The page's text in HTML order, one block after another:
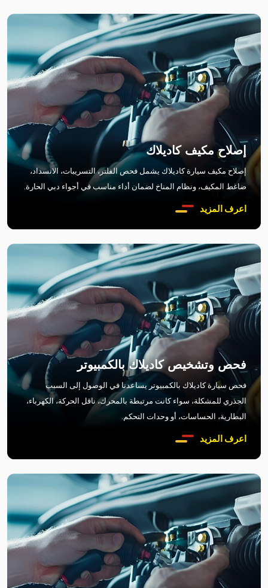
إصلاح مكيف كاديلاك
إصلاح مكيف سيارة كاديلاك يشمل فحص الفلتر، التسريبات، الانسداد،
ضاغط المكيف، ونظام المناخ لضمان أداء مناسب في أجواء دبي الحارة.
اعرف المزيد
فحص وتشخيص كاديلاك بالكمبيوتر
فحص سيارة كاديلاك بالكمبيوتر يساعدنا في الوصول إلى السبب
الجذري للمشكلة، سواء كانت مرتبطة بالمحرك، ناقل الحركة، الكهرباء،
البطارية، الحساسات، أو وحدات التحكم.
اعرف المزيد